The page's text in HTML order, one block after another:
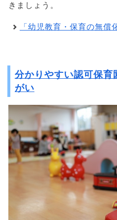
きましょう。
「幼児教育・保育の無償
分かりやすい認可保育
がい